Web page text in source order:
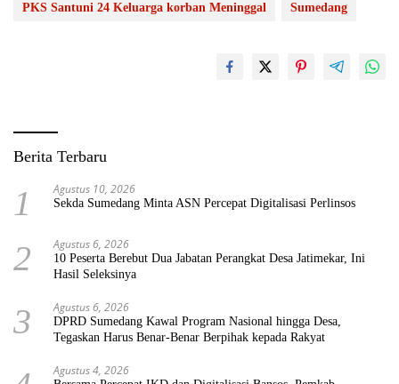
PKS Santuni 24 Keluarga korban Meninggal Sumedang
Berita Terbaru
1 Agustus 10, 2026
Sekda Sumedang Minta ASN Percepat Digitalisasi Perlinsos
2 Agustus 6, 2026
10 Peserta Berebut Dua Jabatan Perangkat Desa Jatimekar, Ini
Hasil Seleksinya
3 Agustus 6, 2026
DPRD Sumedang Kawal Program Nasional hingga Desa,
Tegaskan Harus Benar-Benar Berpihak kepada Rakyat
Agustus 4, 2026